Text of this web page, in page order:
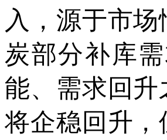
入，源于市
炭部分补库
能、需求回
将企稳回升